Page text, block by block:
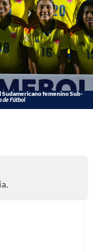
Sudamericano femenino Sub-
de Fútbol